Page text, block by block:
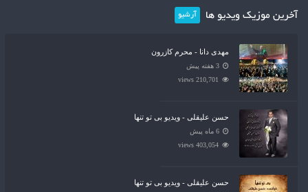
آخرین موزیک ویدیو ها آرشیو
مهدی دانا - محرم کازرون
3 هفته پیش
210,701 views
حسن علیقلی - ویدیو بی تو تنها
6 ماه پیش
403,054 views
حسن علیقلی - ویدیو بی تو تنها